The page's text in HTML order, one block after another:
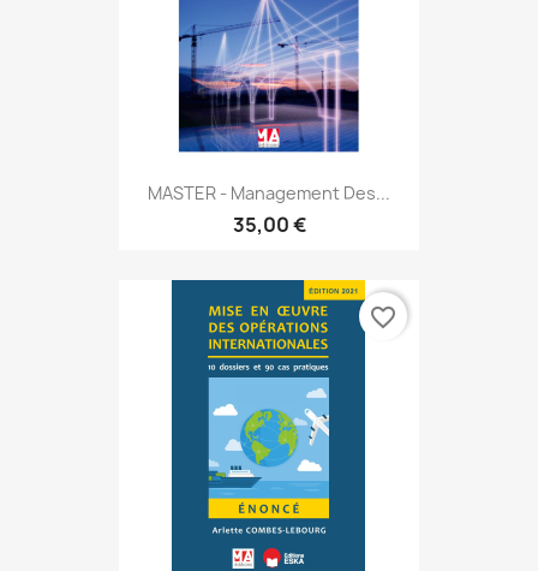
MASTER - Management Des...
35,00 €
favorite_border